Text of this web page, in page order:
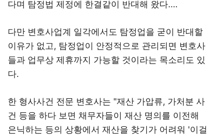
다며 탐정법 제정에 한결같이 반대해 왔다.…
다만 변호사업계 일각에서도 탐정업을 굳이 반대할
이유가 없고, 탐정업이 안정적으로 관리되면 변호사
들과 업무상 제휴까지 가능할 것이라는 목소리도 있
다.
한 형사사건 전문 변호사는 "재산 가압류, 가처분 사
건 등을 하다 보면 채무자들이 재산 명의를 이전해
은닉하는 등의 상황에서 재산을 찾기가 어려워 '이걸